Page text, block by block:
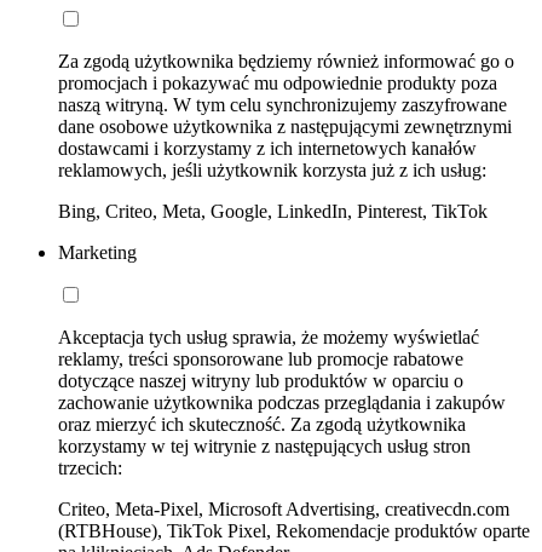
Za zgodą użytkownika będziemy również informować go o
promocjach i pokazywać mu odpowiednie produkty poza
naszą witryną. W tym celu synchronizujemy zaszyfrowane
dane osobowe użytkownika z następującymi zewnętrznymi
dostawcami i korzystamy z ich internetowych kanałów
reklamowych, jeśli użytkownik korzysta już z ich usług:
Bing, Criteo, Meta, Google, LinkedIn, Pinterest, TikTok
Marketing
Akceptacja tych usług sprawia, że możemy wyświetlać
reklamy, treści sponsorowane lub promocje rabatowe
dotyczące naszej witryny lub produktów w oparciu o
zachowanie użytkownika podczas przeglądania i zakupów
oraz mierzyć ich skuteczność. Za zgodą użytkownika
korzystamy w tej witrynie z następujących usług stron
trzecich:
Criteo, Meta-Pixel, Microsoft Advertising, creativecdn.com
(RTBHouse), TikTok Pixel, Rekomendacje produktów oparte